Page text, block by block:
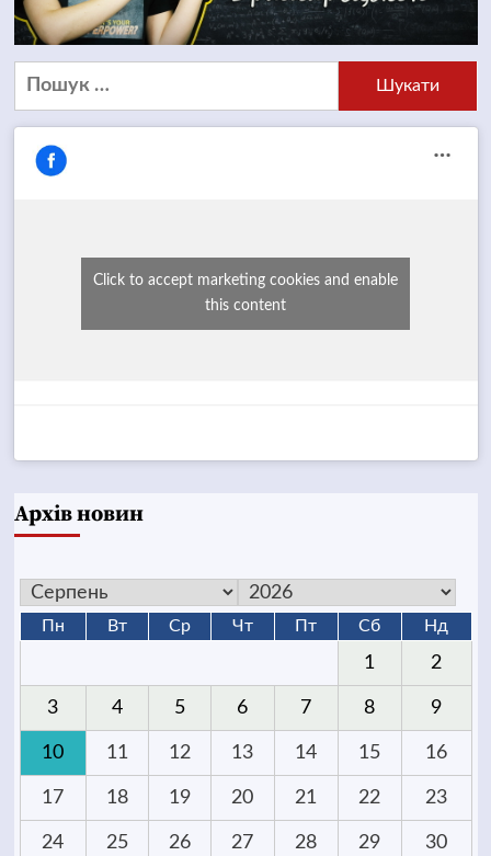
Пошук:
Click to accept marketing cookies and enable
this content
Архів новин
Пн Вт Ср Чт Пт Сб Нд
1 2
3 4 5 6 7 8 9
10 11 12 13 14 15 16
17 18 19 20 21 22 23
24 25 26 27 28 29 30